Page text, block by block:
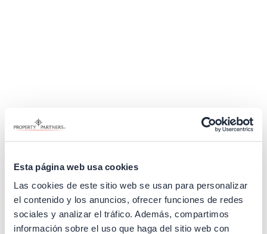
Esta página web usa cookies
Las cookies de este sitio web se usan para personalizar
el contenido y los anuncios, ofrecer funciones de redes
sociales y analizar el tráfico. Además, compartimos
información sobre el uso que haga del sitio web con